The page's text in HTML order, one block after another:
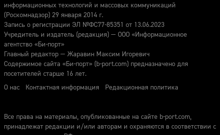
информационных технологий и массовых коммуникаций
(Роскомнадзор) 29 января 2014 г.
Запись о регистрации ЭЛ №ФС77-85351 от 13.06.2023
Учредитель и издатель (редакция) — ООО «Информационное
агентство «Би-порт»
Главный редактор — Жаравин Максим Игоревич
Содержимое сайта «Би-порт» (b-port.com) предназначено для
посетителей старше 16 лет.
О нас
Контактная информация Редакционная политика
Все права на материалы, опубликованные на сайте b-port.com,
принадлежат редакции и/или авторам и охраняются в соответствии с